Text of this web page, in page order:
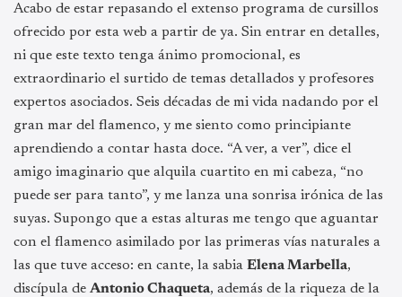
Acabo de estar repasando el extenso programa de cursillos
ofrecido por esta web a partir de ya. Sin entrar en detalles,
ni que este texto tenga ánimo promocional, es
extraordinario el surtido de temas detallados y profesores
expertos asociados. Seis décadas de mi vida nadando por el
gran mar del flamenco, y me siento como principiante
aprendiendo a contar hasta doce. “A ver, a ver”, dice el
amigo imaginario que alquila cuartito en mi cabeza, “no
puede ser para tanto”, y me lanza una sonrisa irónica de las
suyas. Supongo que a estas alturas me tengo que aguantar
con el flamenco asimilado por las primeras vías naturales a
las que tuve acceso: en cante, la sabia Elena Marbella,
discípula de Antonio Chaqueta, además de la riqueza de la